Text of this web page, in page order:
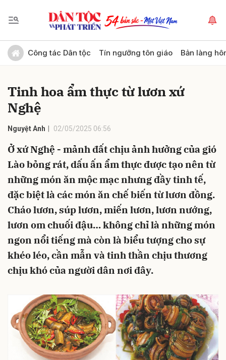
Công tác Dân tộc Tín ngưỡng tôn giáo Bản làng
Tinh hoa ẩm thực từ lươn xứ
Nghệ
Nguyệt Anh 02/05/2025 06:56
Ở xứ Nghệ - mảnh đất chịu ảnh hưởng của gió
Lào bỏng rát, dấu ấn ẩm thực được tạo nên từ
những món ăn mộc mạc nhưng đầy tinh tế,
đặc biệt là các món ăn chế biến từ lươn đồng.
Cháo lươn, súp lươn, miến lươn, lươn nướng,
lươn om chuối đậu… không chỉ là những món
ngon nổi tiếng mà còn là biểu tượng cho sự
khéo léo, cần mẫn và tinh thần chịu thương
chịu khó của người dân nơi đây.
Gửi bình luận
Hủy Gửi